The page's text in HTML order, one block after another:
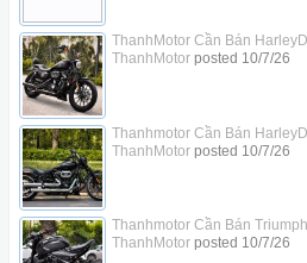
ThanhMotor Cần Bán
ThanhMotorposted 10/7/26
Thanhmotor Cần Bán
ThanhMotorposted 10/7/26
Thanhmotor Cần Bán
ThanhMotorposted 10/7/26